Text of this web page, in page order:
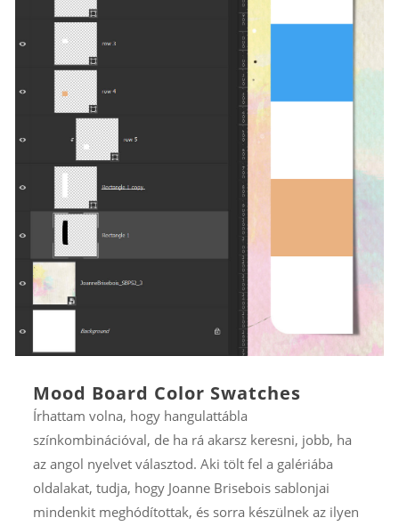
Mood Board Color Swatches
Írhattam volna, hogy hangulattábla
színkombinációval, de ha rá akarsz keresni, jobb, ha
az angol nyelvet választod. Aki tölt fel a galériába
oldalakat, tudja, hogy Joanne Brisebois sablonjai
mindenkit meghódítottak, és sorra készülnek az ilyen